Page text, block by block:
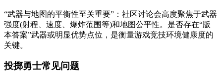
“武器与地图的平衡性至关重要”：社区讨论会高度聚焦于武器
强度(射程、速度、爆炸范围等)和地图公平性。是否存在“版
本答案”武器或明显优势点位，是衡量游戏竞技环境健康度的
关键。
投掷勇士常见问题